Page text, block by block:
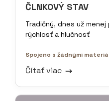
ČLNKOVÝ STAV
Tradičný, dnes už
rýchlosť a hlučnosť
Spojeno s žádnými
Čítať viac